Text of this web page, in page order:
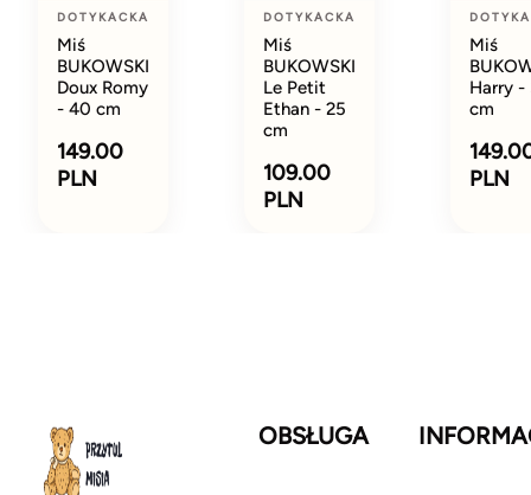
DOTYKACKA
Miś
BUKOWSKI
Doux Romy
- 40 cm
149.00
PLN
DOTYKACKA
Miś
BUKOWSKI
Le Petit
Ethan - 25
cm
109.00
PLN
Miś
Harry -
cm
PLN
OBSŁUGA